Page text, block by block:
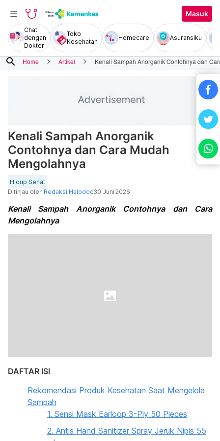
Masuk
Chat
dengan
Dokter
Toko
Kesehatan
Homecare Asuransiku
search Home Artikel Kenali Sampah Anorganik Contohnya dan
Kenali Sampah Anorganik
Contohnya dan Cara Mudah
Mengolahnya
Hidup Sehat
Ditinjau oleh Redaksi Halodoc30 Juni 2026
Kenali Sampah Anorganik Contohnya dan Cara
Mengolahnya
DAFTAR ISI
Rekomendasi Produk Kesehatan Saat Mengelola
Sampah
1. Sensi Mask Earloop 3-Ply 50 Pieces
2. Antis Hand Sanitizer Spray Jeruk Nipis 55